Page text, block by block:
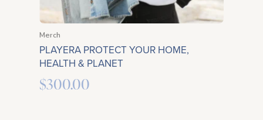
Merch
PLAYERA PROTECT YOUR HOME,
HEALTH & PLANET
$300.00